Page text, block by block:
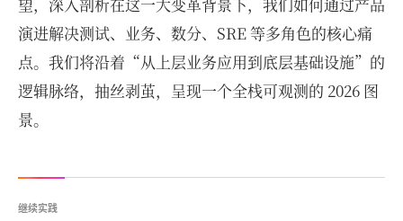
演进解决测试、业务、数分、SRE 等多角色的核心痛
点。我们将沿着“从上层业务应用到底层基础设施”的
逻辑脉络，抽丝剥茧，呈现一个全栈可观测的 2026 图
景。
继续实践